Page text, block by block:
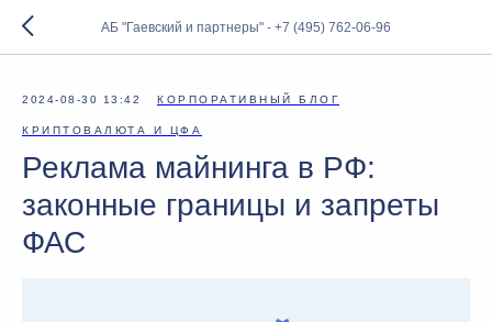
АБ "Гаевский и партнеры" - +7 (495) 762-06-96
2024-08-30 13:42 КОРПОРАТИВНЫЙ БЛОГ
КРИПТОВАЛЮТА И ЦФА
Реклама майнинга в РФ:
законные границы и запреты
ФАС